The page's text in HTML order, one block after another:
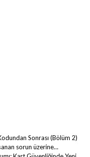
Sonrası (Bölüm 2)
sorun üzerine…